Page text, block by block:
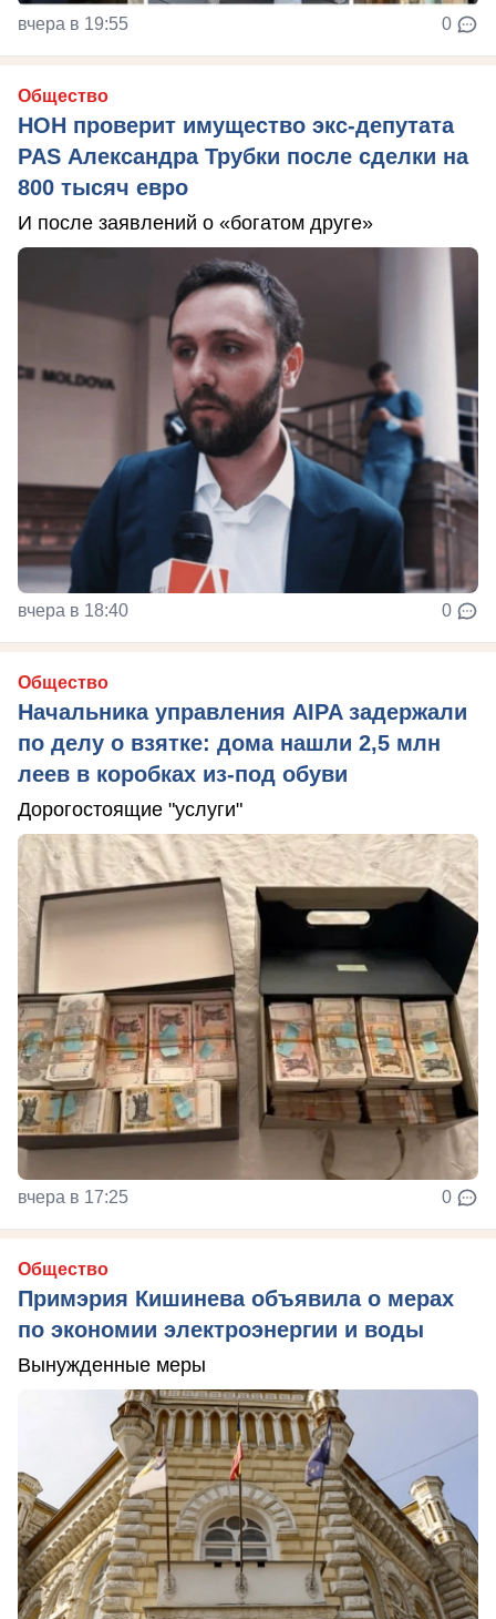
вчера в 19:55 0
Общество
НОН проверит имущество экс-депутата
PAS Александра Трубки после сделки на
800 тысяч евро
И после заявлений о «богатом друге»
вчера в 18:40 0
Общество
Начальника управления AIPA задержали
по делу о взятке: дома нашли 2,5 млн
леев в коробках из-под обуви
Дорогостоящие "услуги"
вчера в 17:25 0
Общество
Примэрия Кишинева объявила о мерах
по экономии электроэнергии и воды
Вынужденные меры